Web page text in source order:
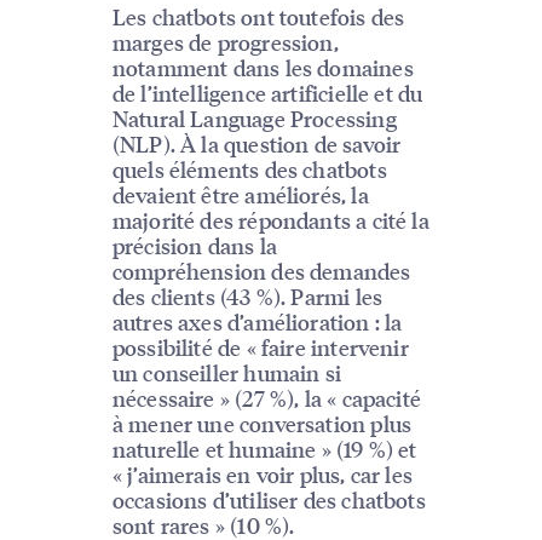
Les chatbots ont toutefois des
marges de progression,
notamment dans les domaines
de l’intelligence artificielle et du
Natural Language Processing
(NLP). À la question de savoir
quels éléments des chatbots
devaient être améliorés, la
majorité des répondants a cité la
précision dans la
compréhension des demandes
des clients (43 %). Parmi les
autres axes d’amélioration : la
possibilité de « faire intervenir
un conseiller humain si
nécessaire » (27 %), la « capacité
à mener une conversation plus
naturelle et humaine » (19 %) et
« j’aimerais en voir plus, car les
occasions d’utiliser des chatbots
sont rares » (10 %).